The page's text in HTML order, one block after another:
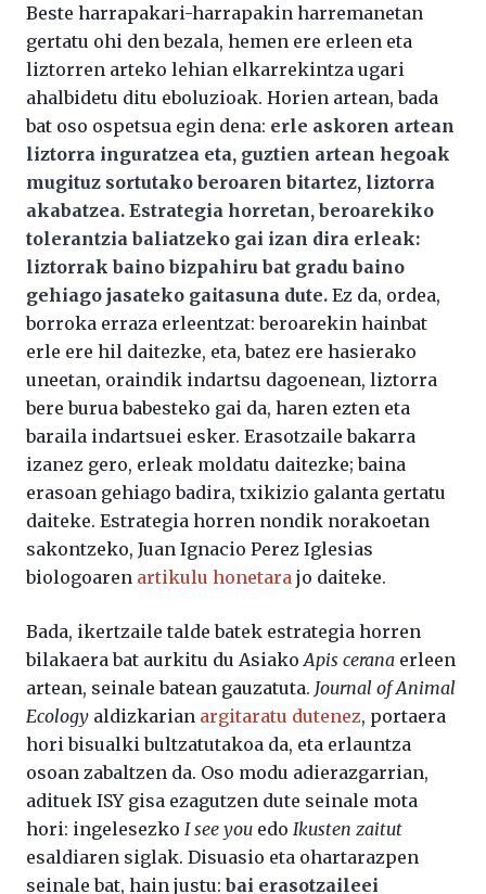
Beste harrapakari-harrapakin harremanetan
gertatu ohi den bezala, hemen ere erleen eta
liztorren arteko lehian elkarrekintza ugari
ahalbidetu ditu eboluzioak. Horien artean, bada
bat oso ospetsua egin dena: erle askoren artean
liztorra inguratzea eta, guztien artean hegoak
mugituz sortutako beroaren bitartez, liztorra
akabatzea. Estrategia horretan, beroarekiko
tolerantzia baliatzeko gai izan dira erleak:
liztorrak baino bizpahiru bat gradu baino
gehiago jasateko gaitasuna dute. Ez da, ordea,
borroka erraza erleentzat: beroarekin hainbat
erle ere hil daitezke, eta, batez ere hasierako
uneetan, oraindik indartsu dagoenean, liztorra
bere burua babesteko gai da, haren ezten eta
baraila indartsuei esker. Erasotzaile bakarra
izanez gero, erleak moldatu daitezke; baina
erasoan gehiago badira, txikizio galanta gertatu
daiteke. Estrategia horren nondik norakoetan
sakontzeko, Juan Ignacio Perez Iglesias
biologoaren artikulu honetara jo daiteke.
Bada, ikertzaile talde batek estrategia horren
bilakaera bat aurkitu du Asiako Apis cerana erleen
artean, seinale batean gauzatuta. Journal of Animal
Ecology aldizkarian argitaratu dutenez, portaera
hori bisualki bultzatutakoa da, eta erlauntza
osoan zabaltzen da. Oso modu adierazgarrian,
adituek ISY gisa ezagutzen dute seinale mota
hori: ingelesezko I see you edo Ikusten zaitut
esaldiaren siglak. Disuasio eta ohartarazpen
seinale bat, hain justu:bai erasotzaileei